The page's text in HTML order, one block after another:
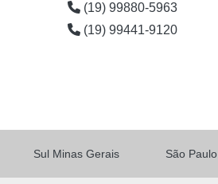
(19) 99880-5963
(19) 99441-9120
Sul Minas Gerais São Paulo